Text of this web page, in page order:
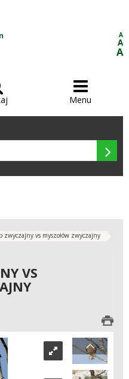
A
A
A

Menu

zwyczajny vs myszołów zwyczajny
VS